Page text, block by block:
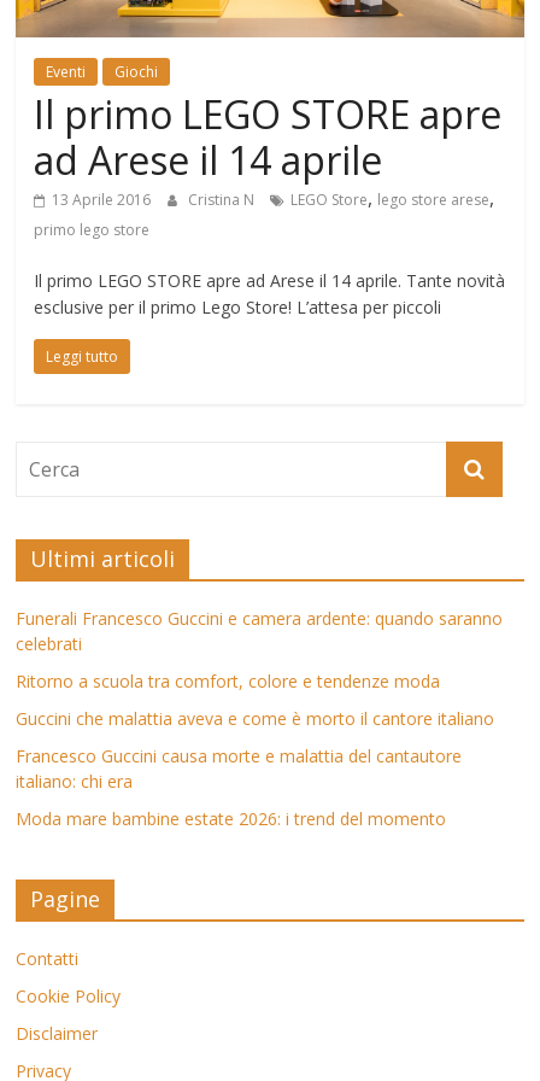
Mondo
Eventi Giochi
Il primo LEGO STORE apre
ad Arese il 14 aprile
13 Aprile 2016 Cristina N LEGO Store, lego store arese,
primo lego store
Il primo LEGO STORE apre ad Arese il 14 aprile. Tante novità
esclusive per il primo Lego Store! L’attesa per piccoli
Leggi tutto
Ultimi articoli
Funerali Francesco Guccini e camera ardente: quando saranno
celebrati
Ritorno a scuola tra comfort, colore e tendenze moda
Guccini che malattia aveva e come è morto il cantore italiano
Francesco Guccini causa morte e malattia del cantautore
italiano: chi era
Moda mare bambine estate 2026: i trend del momento
Pagine
Contatti
Cookie Policy
Disclaimer
Privacy